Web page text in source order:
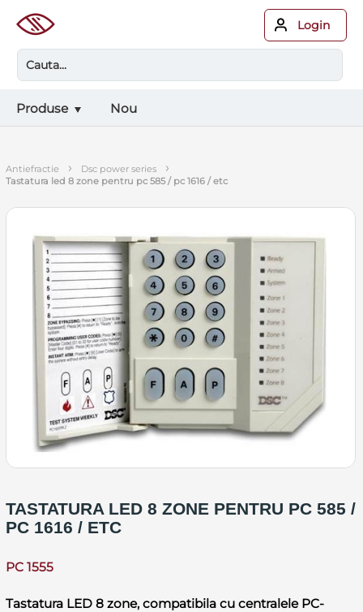
Login
Produse Nou
antiefractie › dsc power series ›
tastatura led 8 zone pentru pc 585 / pc 1616 / etc
TASTATURA LED 8 ZONE PENTRU PC 585 /
PC 1616 / ETC
PC 1555
Tastatura LED 8 zone, compatibila cu centralele PC-